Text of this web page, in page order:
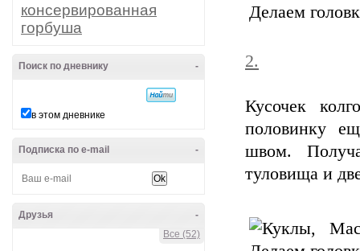
консервированная
горбуша
-
Поиск по дневнику
в этом дневнике
-
Подписка по e-mail
-
Друзья
Все (52)
2.
Кусочек
половинку
швом.
туловища и